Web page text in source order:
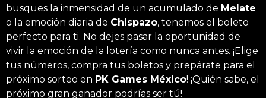
busques la inmensidad de un acumulado de Melate
o la emoción diaria de Chispazo, tenemos el boleto
perfecto para ti. No dejes pasar la oportunidad de
vivir la emoción de la lotería como nunca antes. ¡Elige
tus números, compra tus boletos y prepárate para el
próximo sorteo en PK Games México! ¡Quién sabe, el
próximo gran ganador podrías ser tú!